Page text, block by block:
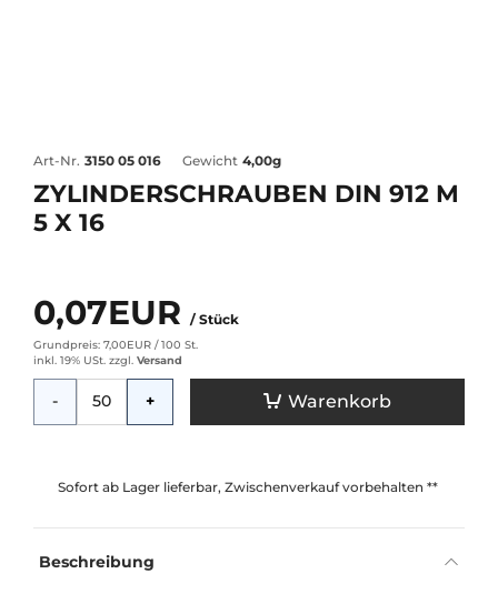
Art-Nr. 3150 05 016 Gewicht 4,00g
ZYLINDERSCHRAUBEN DIN 912 M
5 X 16
0,07EUR / Stück
Grundpreis: 7,00EUR /100 St.
inkl. 19% USt. zzgl. Versand
- + Warenkorb
Sofort ab Lager lieferbar, Zwischenverkauf vorbehalten **
Beschreibung